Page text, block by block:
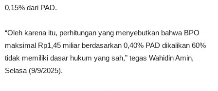
0,15% dari PAD.
“Oleh karena itu, perhitungan yang menyebutkan bahwa BPO
maksimal Rp1,45 miliar berdasarkan 0,40% PAD dikalikan 60%
tidak memiliki dasar hukum yang sah,” tegas Wahidin Amin,
Selasa (9/9/2025).